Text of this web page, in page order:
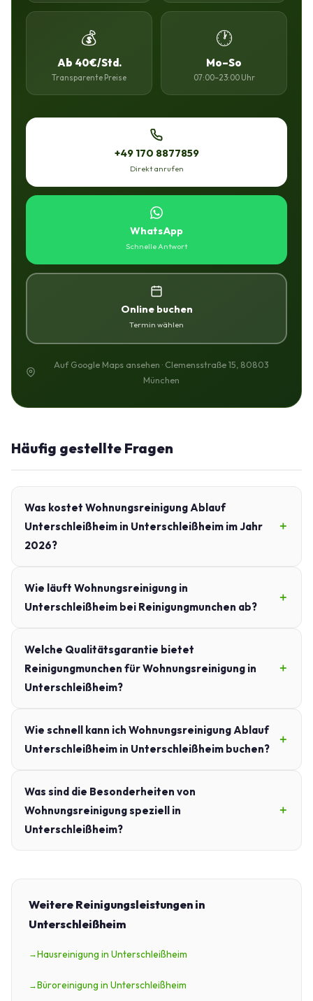
💰
Ab 40€/Std.
Transparente Preise
🕐
Mo–So
07:00–23:00 Uhr
+49 170 8877859
Direkt anrufen
WhatsApp
Schnelle Antwort
Online buchen
Termin wählen
Auf Google Maps ansehen · Clemensstraße 15, 80803
München
Häufig gestellte Fragen
Was kostet Wohnungsreinigung Ablauf
Unterschleißheim in Unterschleißheim im Jahr
2026?
Wie läuft Wohnungsreinigung in
Unterschleißheim bei Reinigungmunchen ab?
Welche Qualitätsgarantie bietet
Reinigungmunchen für Wohnungsreinigung in
Unterschleißheim?
Wie schnell kann ich Wohnungsreinigung Ablauf
Unterschleißheim in Unterschleißheim buchen?
Was sind die Besonderheiten von
Wohnungsreinigung speziell in
Unterschleißheim?
Weitere Reinigungsleistungen in
Unterschleißheim
Hausreinigung in Unterschleißheim
Büroreinigung in Unterschleißheim